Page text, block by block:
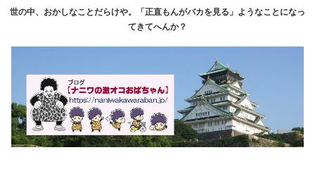
世の中、おかしなことだらけや。「正直もんがバカを見る」ようなことになっ
てきてへんか？